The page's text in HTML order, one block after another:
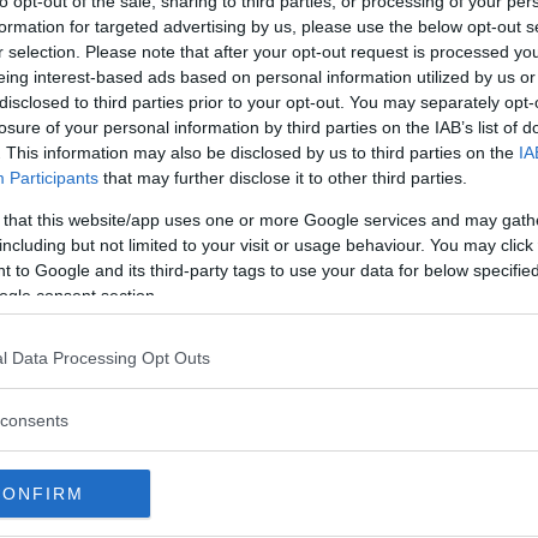
for targeted advertising by us, please use the below opt-out
selection. Please note that after your opt-out request is processed
interest-based ads based on personal information utilized by us
to third parties prior to your opt-out. You may separately
of your personal information by third parties on the IAB’s list of
This information may also be disclosed by us to third parties on the
Participants that may further disclose it to other third parties.
that this website/app uses one or more Google services and may
but not limited to your visit or usage behaviour. You may
to Google and its third-party tags to use your data for below
consent section.
Data Processing Opt Outs
IBIZA